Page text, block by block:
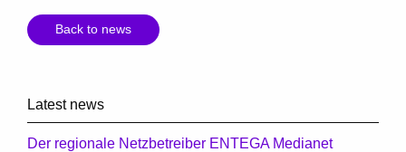
Back to news
Latest news
Der regionale Netzbetreiber ENTEGA Medianet